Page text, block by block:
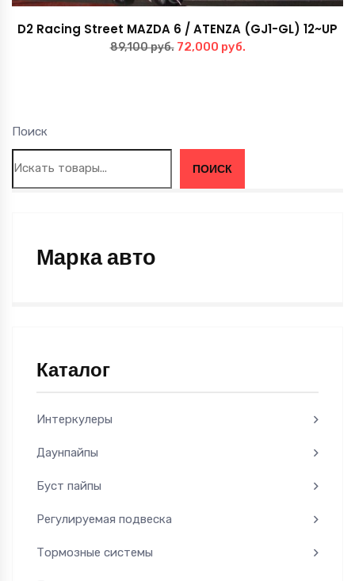
Поиск
ПОИСК
Марка авто
Каталог
Интеркулеры
Даунпайпы
Буст пайпы
Регулируемая подвеска
Тормозные системы
D2 Racing Street MAZDA 6 / ATENZA (GJ1-GL) 12~UP
89,100руб. Первоначальная
72,000 руб.Текущая